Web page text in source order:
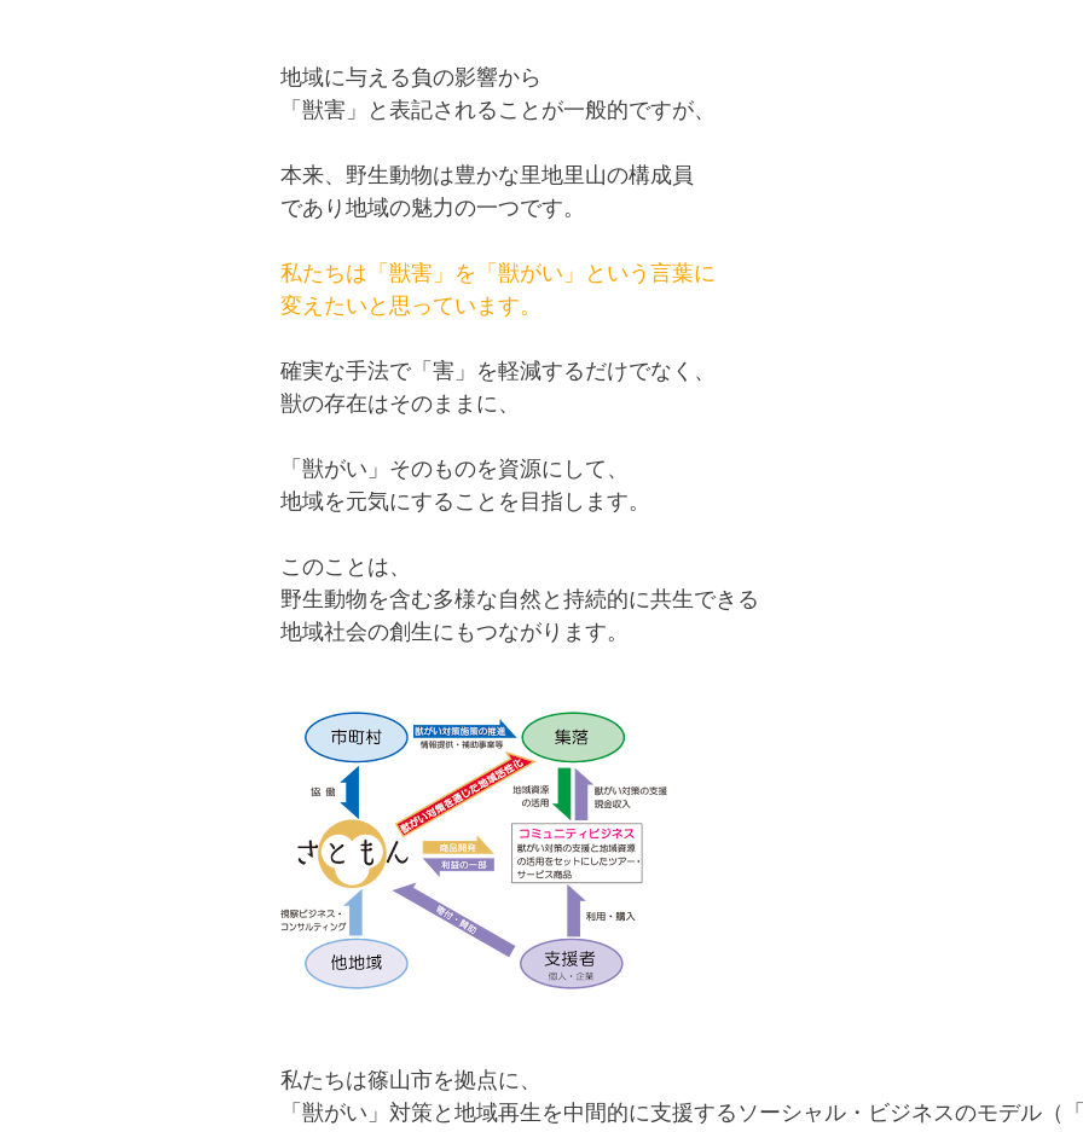
地域に与える負の影響から
「獣害」と表記されることが一般的ですが、
本来、野生動物は豊かな里地里山の構成員
であり地域の魅力の一つです。
私たちは「獣害」を「獣がい」という言葉に
変えたいと思っています。
確実な手法で「害」を軽減するだけでなく、
獣の存在はそのままに、
「獣がい」そのものを資源にして、
地域を元気にすることを目指します。
このことは、
野生動物を含む多様な自然と持続的に共生できる
地域社会の創生にもつながります。
私たちは篠山市を拠点に、
「獣がい」対策と地域再生を中間的に支援するソーシャル・ビジネスのモデル（